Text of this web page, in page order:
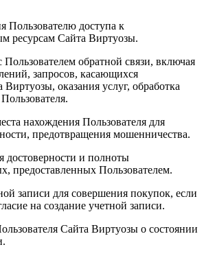
Пользователю доступа к
ресурсам Сайта Виртуозы.
Пользователем обратной связи, включая
запросов, касающихся
оказания услуг, обработка
нахождения Пользователя для
предотвращения мошенничества.
достоверности и полноты
предоставленных Пользователем.
записи для совершения покупок, если
на создание учетной записи.
Сайта Виртуозы о состоянии